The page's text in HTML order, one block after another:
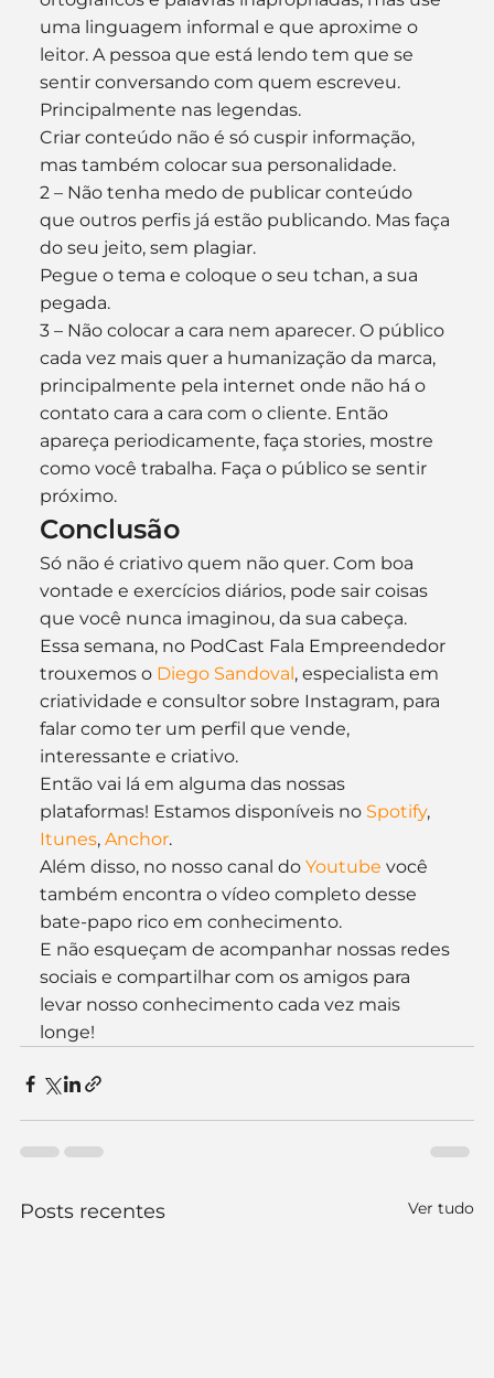
uma linguagem informal e que aproxime o
leitor. A pessoa que está lendo tem que se
sentir conversando com quem escreveu.
Principalmente nas legendas.
Criar conteúdo não é só cuspir informação,
mas também colocar sua personalidade.
2 – Não tenha medo de publicar conteúdo
que outros perfis já estão publicando. Mas faça
do seu jeito, sem plagiar.
Pegue o tema e coloque o seu tchan, a sua
pegada.
3 – Não colocar a cara nem aparecer. O público
cada vez mais quer a humanização da marca,
principalmente pela internet onde não há o
contato cara a cara com o cliente. Então
apareça periodicamente, faça stories, mostre
como você trabalha. Faça o público se sentir
próximo.
Conclusão
Só não é criativo quem não quer. Com boa
vontade e exercícios diários, pode sair coisas
que você nunca imaginou, da sua cabeça.
Essa semana, no PodCast Fala Empreendedor
trouxemos o Diego Sandoval, especialista em
criatividade e consultor sobre Instagram, para
falar como ter um perfil que vende,
interessante e criativo.
Então vai lá em alguma das nossas
plataformas! Estamos disponíveis no Spotify,
Itunes, Anchor.
Além disso, no nosso canal do Youtube você
também encontra o vídeo completo desse
bate-papo rico em conhecimento.
E não esqueçam de acompanhar nossas redes
sociais e compartilhar com os amigos para
levar nosso conhecimento cada vez mais
longe!
Posts recentes Ver tudo